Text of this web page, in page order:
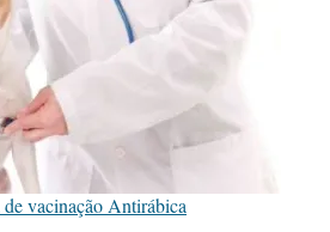
vacinação Antirábica